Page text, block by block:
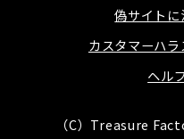
偽サイトに
カスタマーハ
ヘル
（C）Treasure